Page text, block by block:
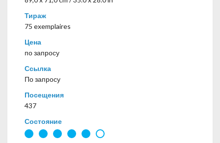
Тираж
75 exemplaires
Цена
по запросу
Ссылка
По запросу
Посещения
437
Состояние